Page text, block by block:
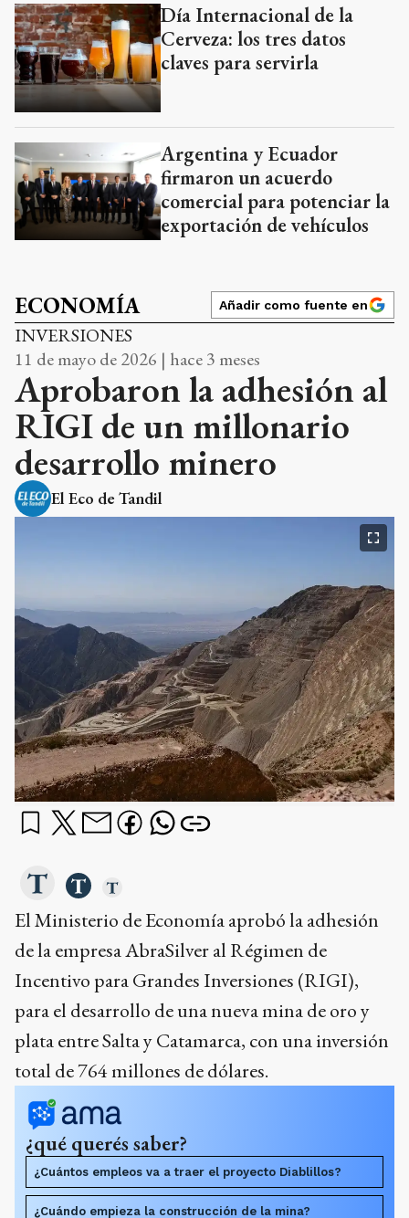
Día Internacional de la
Cerveza: los tres datos
claves para servirla
Argentina y Ecuador
firmaron un acuerdo
comercial para potenciar la
exportación de vehículos
ECONOMÍA Añadir como fuente en
INVERSIONES
11 de mayo de 2026 | hace 3 meses
Aprobaron la adhesión al
RIGI de un millonario
desarrollo minero
El Eco de Tandil
El Ministerio de Economía aprobó la adhesión
de la empresa AbraSilver al Régimen de
Incentivo para Grandes Inversiones (RIGI),
para el desarrollo de una nueva mina de oro y
plata entre Salta y Catamarca, con una inversión
total de 764 millones de dólares.
¿qué querés saber?
¿Cuántos empleos va a traer el proyecto Diablillos?
¿Cuándo empieza la construcción de la mina?